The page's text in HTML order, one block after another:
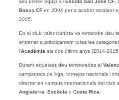
Bosco CFen 2004 per a acabar recalant
2005.
En el club valencianista va romandre deu
entrenar a pràcticament totes les
l’Acadèmia els dos últims anys (2014-
Durant aqueixes deu temporades al
campionats de lliga, tornejos nacionals i
director en campus internacionals del club
Anglaterra
Escòcia o Costa Rica